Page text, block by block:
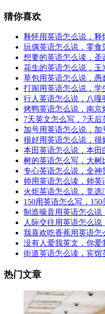
猜你喜欢
释怀用英语怎么说，释
玩偶英语怎么说，零食
想要的英语怎么读，
花生的英语怎么说，玉
草包用英语怎么说，愚
打闹用英语怎么说，学
行人英语怎么说，八嘎
烤鸭英语怎么说，南京
7天英文怎么写，7天后
加号用英语怎么说，
很好用英语怎么说，很
本田英语怎么说，本田
树的英语怎么写，大树
专心英语怎么说，全神
帅用英语怎么读，帅英
火炬英语怎么说，竞选
150用英语怎么写，
制造噪音用英语怎么
人际交往用英语怎么
我喜欢吃香蕉用英语怎
没有人爱我英文，你爱
街道英语怎么读，宾馆
热门文章